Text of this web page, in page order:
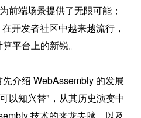
前端场景提供了无限可能；
开发者社区中越来越流行，
平台上的新锐。
介绍 WebAssembly 的发展
以知兴替"，从其历史演变中